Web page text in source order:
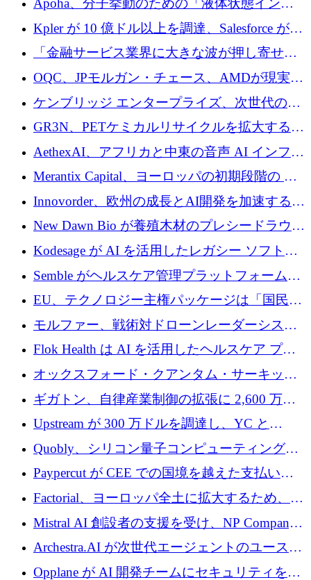
の資本シフトを呼びかけ
Apoha、分子挙動のための「液体状態インテ
リジェンス」を構築するために3,600万ドルを
かけてステルス状態から出現
Kpler が 10 億ドル以上を調達、Salesforce が
Contentful を買収、Built in Europe キャンペー
ンを開始
「金融サービス業界に大きな波が押し寄せて
いる」と「欧州初のAIネイティブ銀行」のボ
スが語る
OQC、JPモルガン・チェース、AMDが現実世
界のフィンテック・アプリケーションを探索
するためにQuantum-AIデータセンターを立ち
上げ
ケンブリッジ エンタープライズ、次世代のデ
ィープテック創設者向けにロンドンの出発点
を構築
GR3N、PETケミカルリサイクルを拡大するた
めにシリーズBで1,550万ユーロを調達
AethexAI、アフリカと中東の音声 AI インフラ
ストラクチャを構築するために 300 万ドルを
Merantix Capital、ヨーロッパの初期段階の AI
スタートアップ向けに 1 億 300 万ユーロのフ
ァンドを立ち上げる
Innovorder、欧州の成長とAI開発を加速するた
めに2,000万ユーロを確保
New Dawn Bio が養殖木材のプレシードラウン
ドで 210 万ユーロを調達
Kodesage が AI を活用したレガシー ソフトウ
ェアの最新化のために 660 万ドルを調達
Semble がヘルスケア管理プラットフォームを
拡大するためにシリーズ C で 3,000 万ポンド
を調達
EU、テクノロジー主権パッケージは「国民の
保護」に関するものだと発言
モルファー、戦術対ドローンレーダーシステ
ムを最前線に近づけるために150万ユーロを調
Flok Health は AI を活用したヘルスケア プラ
ットフォームの成長に 1,250 万ドルを投資
オックスフォード・クアンタム・サーキット
が「成人向け」2億6,000万ポンドの資金調達
ラウンドを獲得
ギガトン、自律産業制御の拡張に 2,600 万ド
ルを調達
Upstream が 300 万ドルを調達し、YC と
Xavier Niel が支援する共同 AI 受信箱を立ち上
げる
Quobly、シリコン量子コンピューティングの
商用化のためにシリーズ A で 1 億 1,500 万ユ
ーロを調達
Paypercut が CEE での国境を越えた支払いを
拡大するために 500 万ユーロを確保
Factorial、ヨーロッパ全土に拡大するため、25
億ドルの評価額で1億5,000万ドルのシリーズD
Mistral AI 創設者の支援を受け、NP Company
がエンジニアリング向け AI を推進するために
600 万ユーロのプレシードを確保
Archestra.AI が次世代エージェントのユースケ
ースを実現するために 1,000 万ドルを調達
Opplane が AI 開発チームにセキュリティをも